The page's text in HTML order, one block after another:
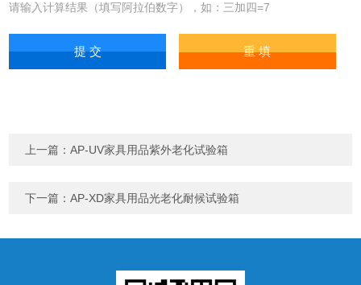
请输入计算结果（填写阿拉伯数字），如：三加四=7
上一篇：AP-UV家具用品紫外老化试验箱
下一篇：AP-XD家具用品光老化耐候试验箱